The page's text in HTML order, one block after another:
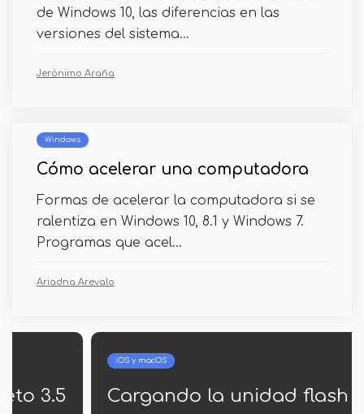
de Windows 10, las diferencias en las
versiones del sistema...
Jerónimo Araña
Windows
Cómo acelerar una computadora
Formas de acelerar la computadora si se
ralentiza en Windows 10, 8.1 y Windows 7.
Programas que acel...
Ariadna Arevalo
Cargando la unidad flash USB